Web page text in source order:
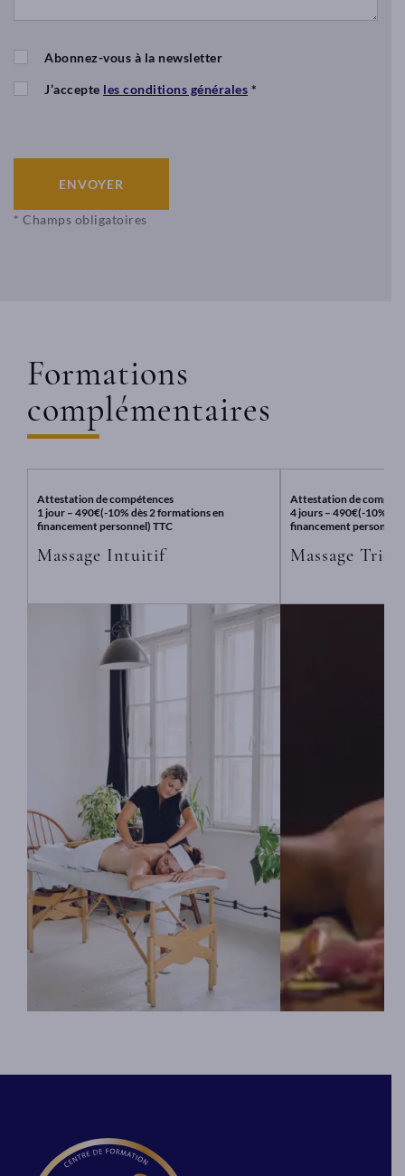
Abonnez-vous à la newsletter
J’accepte les conditions générales *
ENVOYER
* Champs obligatoires
Formations
complémentaires
Attestation de compétences
1 jour – 490€(-10% dès 2 formations en
financement personnel) TTC
Massage Intuitif
est un massage spécifique utilisant
l’intention et le rythme de la
gestuelle du massage unissent,
Attestation de
4 jours – 490€(-10%
financement personnel)
Massage Tri-
qui cherchent